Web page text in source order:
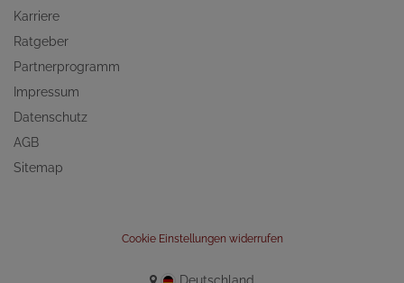
Karriere
Ratgeber
Partnerprogramm
Impressum
Datenschutz
AGB
Sitemap
Cookie Einstellungen widerrufen